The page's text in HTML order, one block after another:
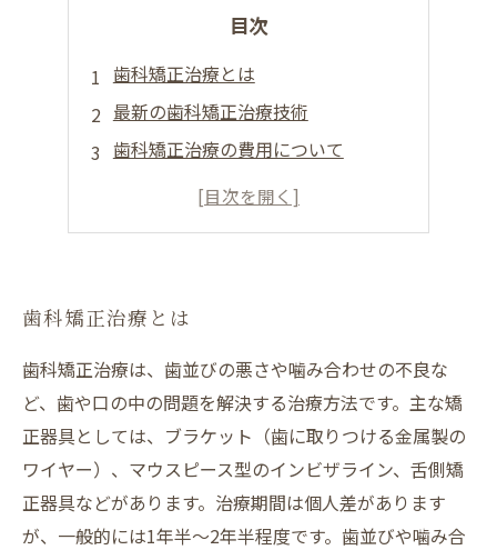
目次
歯科矯正治療とは
最新の歯科矯正治療技術
歯科矯正治療の費用について
歯科矯正治療の効果と期間について
歯科矯正治療とは
歯科矯正治療は、歯並びの悪さや噛み合わせの不良な
ど、歯や口の中の問題を解決する治療方法です。主な矯
正器具としては、ブラケット（歯に取りつける金属製の
ワイヤー）、マウスピース型のインビザライン、舌側矯
正器具などがあります。治療期間は個人差があります
が、一般的には1年半〜2年半程度です。歯並びや噛み合